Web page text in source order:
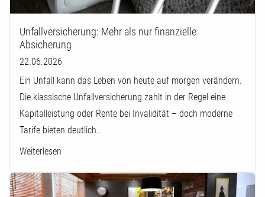
Unfallversicherung: Mehr als nur finanzielle
Absicherung
22.06.2026
Ein Unfall kann das Leben von heute auf morgen verändern.
Die klassische Unfallversicherung zahlt in der Regel eine
Kapitalleistung oder Rente bei Invalidität – doch moderne
Tarife bieten deutlich…
Weiterlesen